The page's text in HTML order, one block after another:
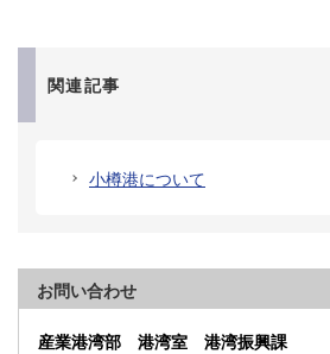
関連記事
小樽港について
お問い合わせ
産業港湾部 港湾室 港湾振興課